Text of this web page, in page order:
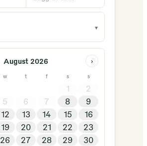
▾
August 2026 ›
w t f s s
1
2
5 6 7 8
9
12 13 14 15
16
19 20 21 22
23
26 27 28 29
30